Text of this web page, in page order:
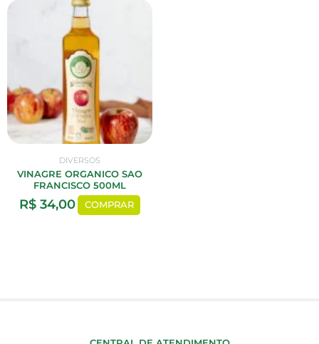
DIVERSOS
VINAGRE ORGANICO SAO
FRANCISCO 500ML
R$34,00 COMPRAR